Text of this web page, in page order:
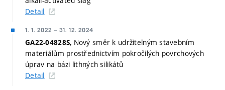
Detail
1. 1. 2022 – 31. 12. 2024
GA22-04828S, Nový směr k udržitelným stavebním
materiálům prostřednictvím pokročilých povrchových
úprav na bázi lithných silikátů
Detail